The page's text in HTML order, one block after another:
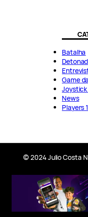
Batalha
Game
News
Players
© 2024 Julio Costa